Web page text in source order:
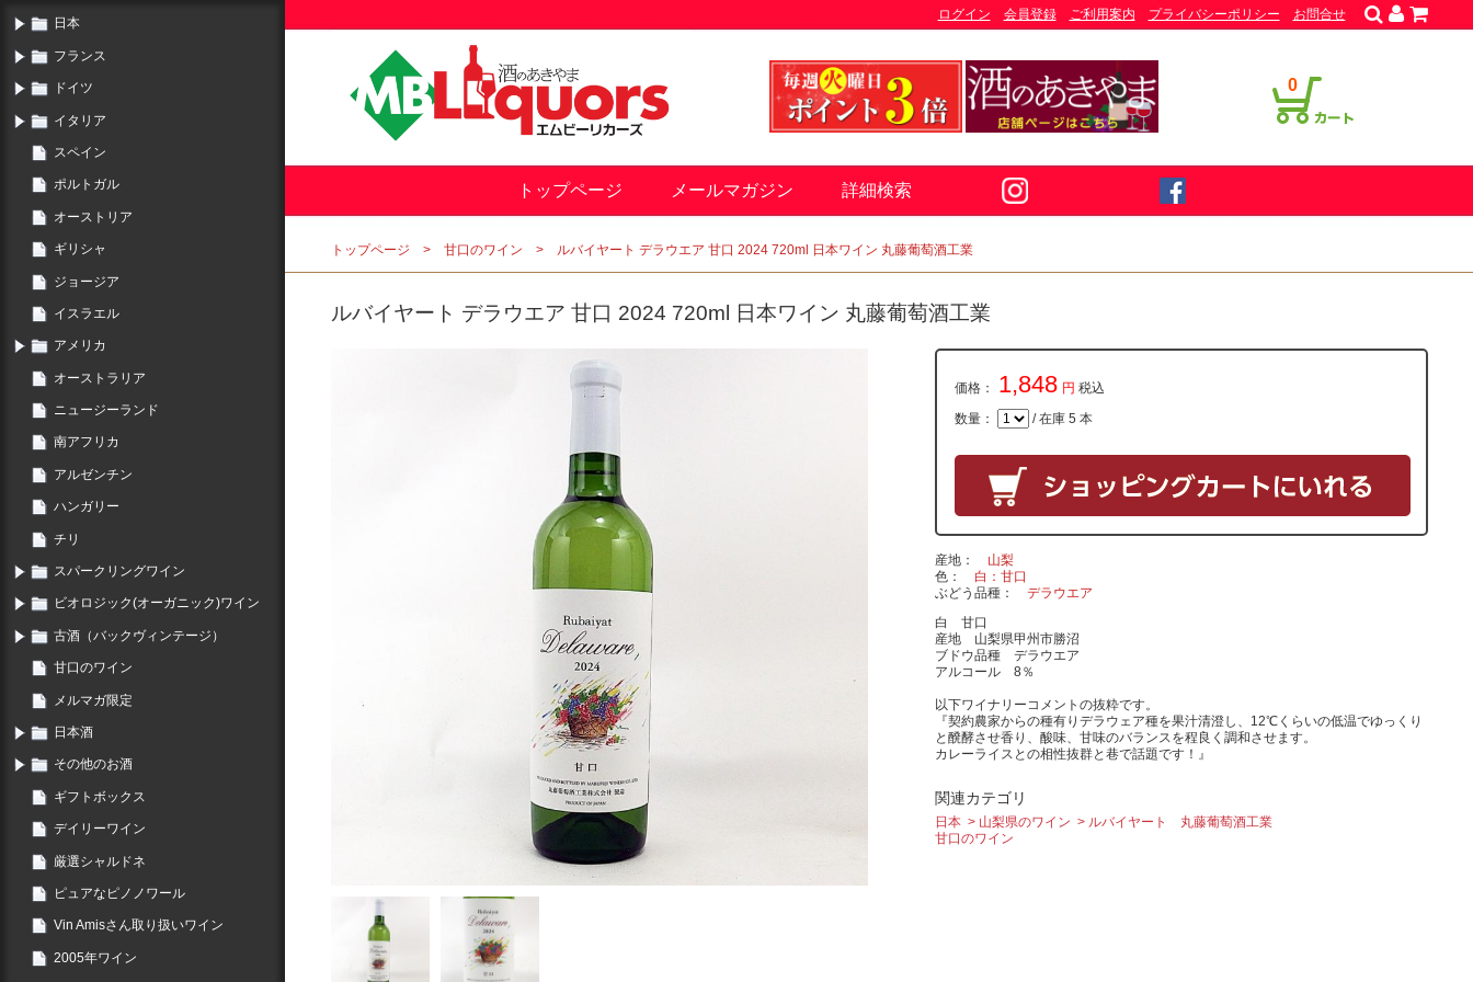
日本
フランス
ドイツ
イタリア
スペイン
ポルトガル
オーストリア
ギリシャ
ジョージア
イスラエル
アメリカ
オーストラリア
ニュージーランド
南アフリカ
アルゼンチン
ハンガリー
チリ
スパークリングワイン
ビオロジック(オーガニック)ワイン
古酒（バックヴィンテージ）
甘口のワイン
メルマガ限定
日本酒
その他のお酒
ギフトボックス
デイリーワイン
厳選シャルドネ
ピュアなピノノワール
Vin Amisさん取り扱いワイン
2005年ワイン
0
ログイン 会員登録 ご利用案内 プライバシーポリシー お問合せ
トップページ メールマガジン 詳細検索
トップページ 甘口のワイン ルバイヤート デラウエア 甘口 2024 720ml 日本ワイン 丸藤葡萄酒工業
ルバイヤート デラウエア 甘口 2024 720ml 日本ワイン 丸藤葡萄酒工業
価格： 1,848 円 税込
数量： / 在庫 5 本
産地
山梨
色
白：甘口
ぶどう品種
デラウエア
白 甘口
産地 山梨県甲州市勝沼
ブドウ品種 デラウエア
アルコール 8％
以下ワイナリーコメントの抜粋です。
『契約農家からの種有りデラウェア種を果汁清澄し、12℃くらいの低温でゆっくり
と醗酵させ香り、酸味、甘味のバランスを程良く調和させます。
カレーライスとの相性抜群と巷で話題です！』
関連カテゴリ
日本 山梨県のワイン
ルバイヤート 丸藤葡萄酒工業
甘口のワイン